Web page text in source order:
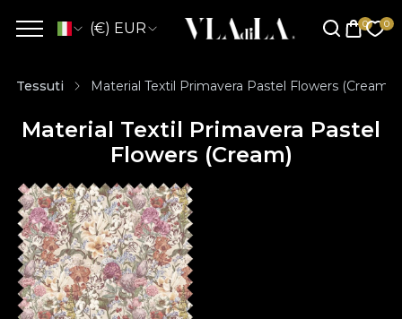
(€) EUR
Tessuti Material Textil Primavera Pastel Flowers (Cream)
Material Textil Primavera Pastel
Flowers (Cream)